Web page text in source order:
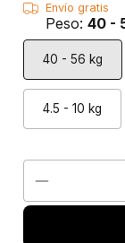
Envío gratis
Peso:40 -
40 - 56 kg
4.5 - 10 kg